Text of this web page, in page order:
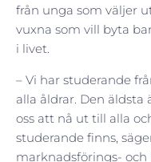
från unga som väljer
vuxna som vill byta
i livet.
– Vi har studerande
alla åldrar. Den äldsta
oss att nå ut till alla
studerande finns,
marknadsförings-